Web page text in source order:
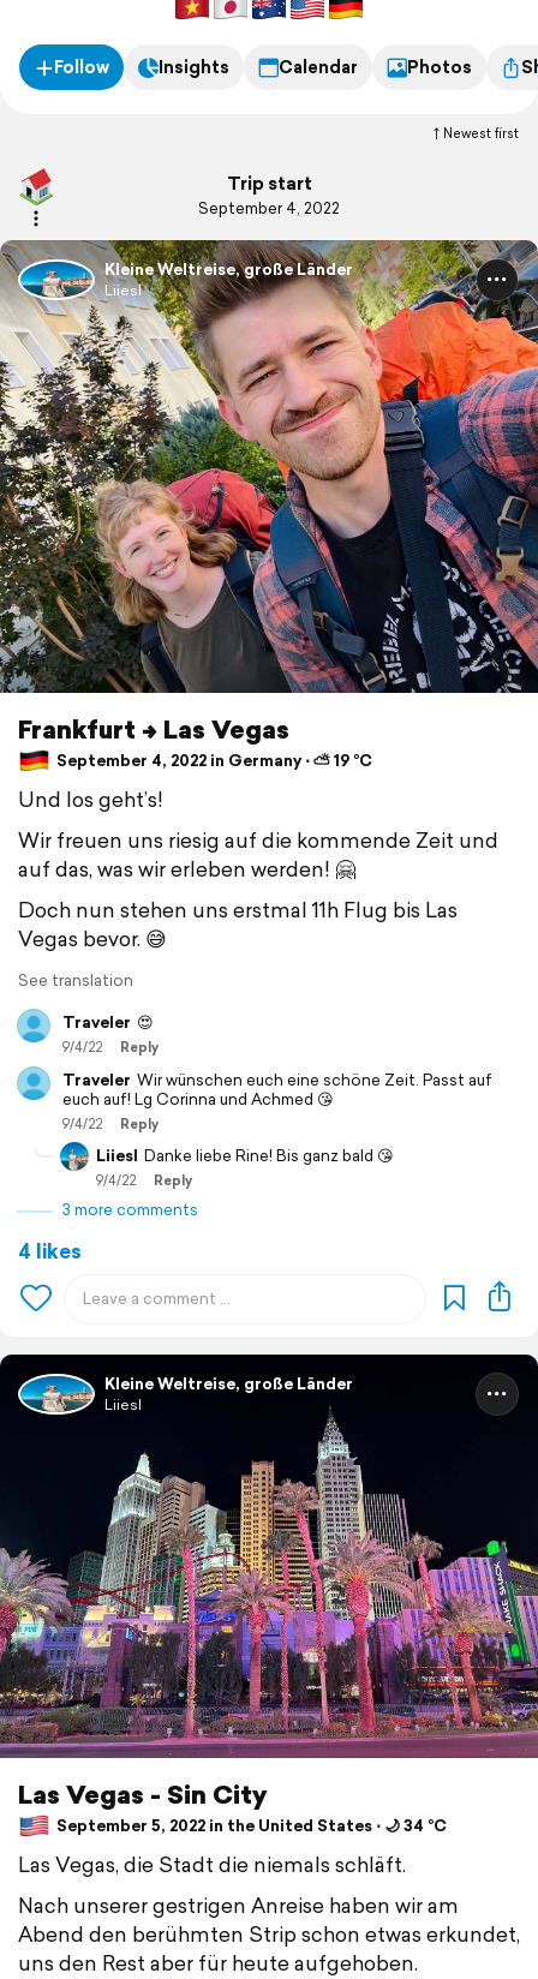
Follow Insights Calendar Photos
Newest first
Trip start
September 4, 2022
Kleine Weltreise, große Länder
Liiesl
Frankfurt -> Las Vegas
September 4, 2022 in Germany ⋅ ⛅ 19 °C
Und los geht’s!
Wir freuen uns riesig auf die kommende Zeit und
auf das, was wir erleben werden! 🤗
Doch nun stehen uns erstmal 11h Flug bis Las
Vegas bevor. 😅
See translation
Traveler 😍
9/4/22 Reply
Traveler Wir wünschen euch eine schöne Zeit. Passt auf
euch auf! Lg Corinna und Achmed 😘
9/4/22 Reply
Liiesl Danke liebe Rine! Bis ganz bald 😘
9/4/22 Reply
3 more comments
4 likes
Kleine Weltreise, große Länder
Liiesl
Las Vegas - Sin City
September 5, 2022 in the United States ⋅ 🌙 34 °C
Las Vegas, die Stadt die niemals schläft.
Nach unserer gestrigen Anreise haben wir am
Abend den berühmten Strip schon etwas erkundet,
uns den Rest aber für heute aufgehoben.